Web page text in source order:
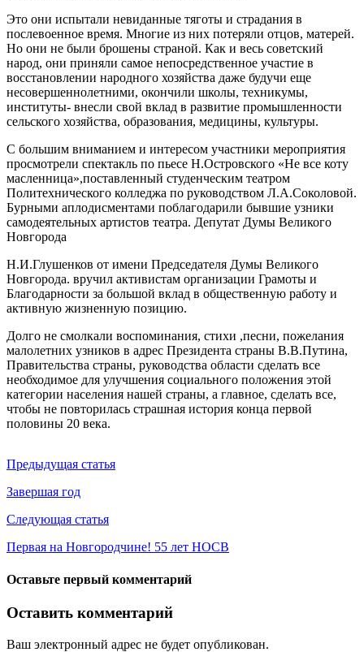
Это они испытали невиданные тяготы и страдания в
послевоенное время. Многие из них потеряли отцов, матерей.
Но они не были брошены страной. Как и весь советский
народ, они приняли самое непосредственное участие в
восстановлении народного хозяйства даже будучи еще
несовершеннолетними, окончили школы, техникумы,
институты- внесли свой вклад в развитие промышленности
сельского хозяйства, образования, медицины, культуры.
С большим вниманием и интересом участники мероприятия
просмотрели спектакль по пьесе Н.Островского «Не все коту
масленница»,поставленный студенческим театром
Политехнического колледжа по руководством Л.А.Соколовой.
Бурными аплодисментами поблагодарили бывшие узники
самодеятельных артистов театра. Депутат Думы Великого
Новгорода
Н.И.Глушенков от имени Председателя Думы Великого
Новгорода. вручил активистам организации Грамоты и
Благодарности за большой вклад в общественную работу и
активную жизненную позицию.
Долго не смолкали воспоминания, стихи ,песни, пожелания
малолетних узников в адрес Президента страны В.В.Путина,
Правительства страны, руководства области сделать все
необходимое для улучшения социального положения этой
категории населения нашей страны, а главное, сделать все,
чтобы не повторилась cтрашная история конца первой
половины 20 века.
Предыдущая статья
Завершая год
Следующая статья
Первая на Новгородчине! 55 лет НОСВ
Оставьте первый комментарий
Оставить комментарий
Ваш электронный адрес не будет опубликован.